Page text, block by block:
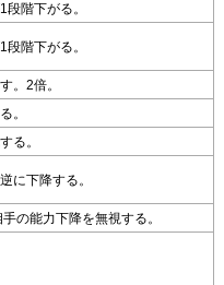
階下がる。
階下がる。
。2倍。
。
る。
に下降する。
の能力下降を無視する。